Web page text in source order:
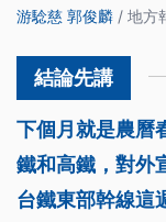
游騐慈 郭俊麟 / 地方
下個月就是農曆
鐵和高鐵，對外
台鐵東部幹線這